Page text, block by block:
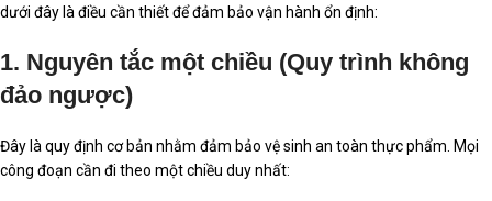
dưới đây là điều cần thiết để đảm bảo vận hành ổn định:
1. Nguyên tắc một chiều (Quy trình không
đảo ngược)
Đây là quy định cơ bản nhằm đảm bảo vệ sinh an toàn thực phẩm. Mọi
công đoạn cần đi theo một chiều duy nhất: